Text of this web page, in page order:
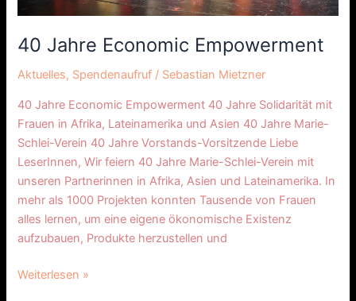
40 Jahre Economic Empowerment
Aktuelles, Spendenaufruf / Sebastian Mietzner
40 Jahre Economic Empowerment 40 Jahre Solidarität mit
Frauen in Afrika, Lateinamerika und Asien 40 Jahre Marie-
Schlei-Verein 40 Jahre Vorstands-Vorsitzende Liebe
LeserInnen, Wir feiern 40 Jahre Marie-Schlei-Verein mit
unseren Partnerinnen in Afrika, Asien und Lateinamerika. In
mehr als 1000 Projekten konnten Tausende von Frauen
alles lernen, um eine eigene ökonomische Existenz
aufzubauen, Produkte herzustellen und
Weiterlesen »